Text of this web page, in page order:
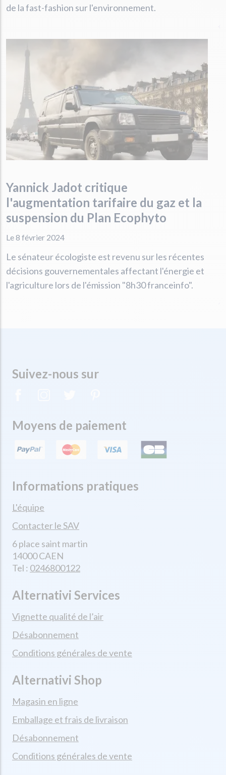
de la fast-fashion sur l'environnement.
Yannick Jadot critique
l'augmentation tarifaire du gaz et la
suspension du Plan Ecophyto
Le 8 février 2024
Le sénateur écologiste est revenu sur les récentes
décisions gouvernementales affectant l'énergie et
l'agriculture lors de l'émission "8h30 franceinfo".
Suivez-nous sur
Moyens de paiement
Informations pratiques
L'équipe
Contacter le SAV
6 place saint martin
14000 CAEN
Tel : 0246800122
Alternativi Services
Vignette qualité de l’air
Désabonnement
Conditions générales de vente
Alternativi Shop
Magasin en ligne
Emballage et frais de livraison
Désabonnement
Conditions générales de vente